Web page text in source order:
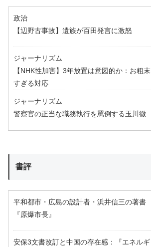
政治
【辺野古事故】遺族が百田発言に激怒
ジャーナリズム
【NHK性加害】3年放置は意図的か：お粗末
すぎる対応
ジャーナリズム
警察官の正当な職務執行を罵倒する玉川徹
書評
平和都市・広島の設計者・浜井信三の著書
『原爆市長』
安保3文書改訂と中国の存在感：『エネルギ